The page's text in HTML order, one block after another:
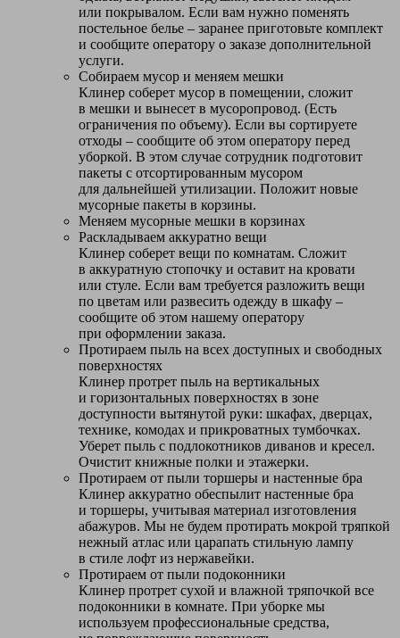
или покрывалом. Если вам нужно поменять
постельное белье – заранее приготовьте комплект
и сообщите оператору о заказе дополнительной
услуги.
Собираем мусор и меняем мешки
Клинер соберет мусор в помещении, сложит
в мешки и вынесет в мусоропровод. (Есть
ограничения по объему). Если вы сортируете
отходы – сообщите об этом оператору перед
уборкой. В этом случае сотрудник подготовит
пакеты с отсортированным мусором
для дальнейшей утилизации. Положит новые
мусорные пакеты в корзины.
Меняем мусорные мешки в корзинах
Раскладываем аккуратно вещи
Клинер соберет вещи по комнатам. Сложит
в аккуратную стопочку и оставит на кровати
или стуле. Если вам требуется разложить вещи
по цветам или развесить одежду в шкафу –
сообщите об этом нашему оператору
при оформлении заказа.
Протираем пыль на всех доступных и свободных
поверхностях
Клинер протрет пыль на вертикальных
и горизонтальных поверхностях в зоне
доступности вытянутой руки: шкафах, дверцах,
технике, комодах и прикроватных тумбочках.
Уберет пыль с подлокотников диванов и кресел.
Очистит книжные полки и этажерки.
Протираем от пыли торшеры и настенные бра
Клинер аккуратно обеспылит настенные бра
и торшеры, учитывая материал изготовления
абажуров. Мы не будем протирать мокрой тряпкой
нежный атлас или царапать стильную лампу
в стиле лофт из нержавейки.
Протираем от пыли подоконники
Клинер протрет сухой и влажной тряпочкой все
подоконники в комнате. При уборке мы
используем профессиональные средства,